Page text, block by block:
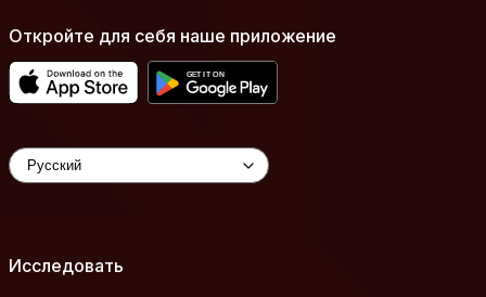
Откройте для себя наше приложение
Исследовать